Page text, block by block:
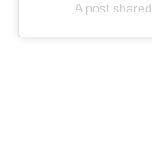
A post